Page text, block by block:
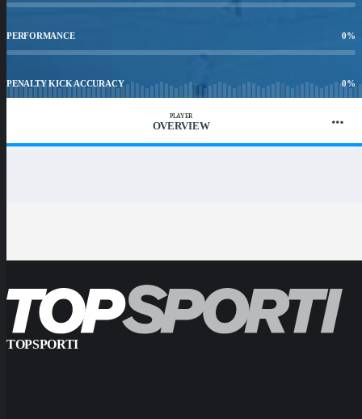
PERFORMANCE 0%
PENALTY KICK ACCURACY 0%
PLAYER
OVERVIEW
TOPSPORTI